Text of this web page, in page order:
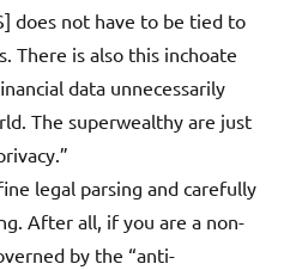
does not have to be tied to
There is also this inchoate
data unnecessarily
The superwealthy are just
legal parsing and carefully
After all, if you are a non-
by the “anti-